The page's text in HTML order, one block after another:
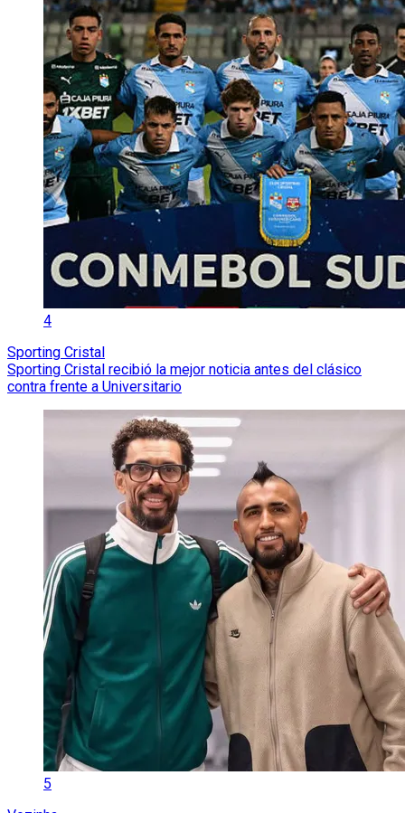
4
Sporting Cristal
Sporting Cristal recibió la mejor noticia antes del clásico
contra frente a Universitario
5